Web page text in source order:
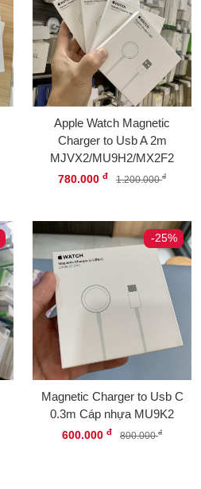
Apple Watch Magnetic
Charger to Usb A 2m
MJVX2/MU9H2/MX2F2
780.000 đ 1.200.000đ
-25%
Magnetic Charger to Usb C
0.3m Cáp nhựa MU9K2
600.000 đ 800.000đ